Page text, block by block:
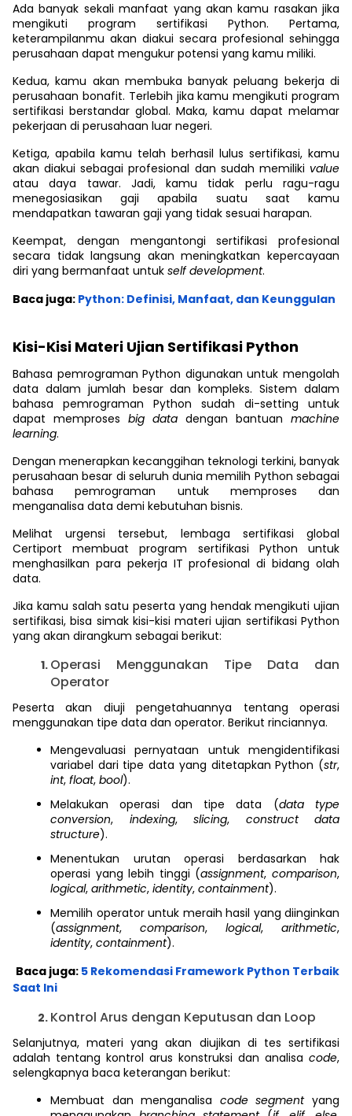
Ada banyak sekali manfaat yang akan kamu rasakan jika
mengikuti program sertifikasi Python. Pertama,
keterampilanmu akan diakui secara profesional sehingga
perusahaan dapat mengukur potensi yang kamu miliki.
Kedua, kamu akan membuka banyak peluang bekerja di
perusahaan bonafit. Terlebih jika kamu mengikuti program
sertifikasi berstandar global. Maka, kamu dapat melamar
pekerjaan di perusahaan luar negeri.
Ketiga, apabila kamu telah berhasil lulus sertifikasi, kamu
akan diakui sebagai profesional dan sudah memiliki value
atau daya tawar. Jadi, kamu tidak perlu ragu-ragu
menegosiasikan gaji apabila suatu saat kamu
mendapatkan tawaran gaji yang tidak sesuai harapan.
Keempat, dengan mengantongi sertifikasi profesional
secara tidak langsung akan meningkatkan kepercayaan
diri yang bermanfaat untuk self development.
Baca juga: Python: Definisi, Manfaat, dan Keunggulan
Kisi-Kisi Materi Ujian Sertifikasi Python
Bahasa pemrograman Python digunakan untuk mengolah
data dalam jumlah besar dan kompleks. Sistem dalam
bahasa pemrograman Python sudah di-setting untuk
dapat memproses big data dengan bantuan machine
learning.
Dengan menerapkan kecanggihan teknologi terkini, banyak
perusahaan besar di seluruh dunia memilih Python sebagai
bahasa pemrograman untuk memproses dan
menganalisa data demi kebutuhan bisnis.
Melihat urgensi tersebut, lembaga sertifikasi global
Certiport membuat program sertifikasi Python untuk
menghasilkan para pekerja IT profesional di bidang olah
data.
Jika kamu salah satu peserta yang hendak mengikuti ujian
sertifikasi, bisa simak kisi-kisi materi ujian sertifikasi Python
yang akan dirangkum sebagai berikut:
Operasi Menggunakan Tipe Data dan
Operator
Peserta akan diuji pengetahuannya tentang operasi
menggunakan tipe data dan operator. Berikut rinciannya.
Mengevaluasi pernyataan untuk mengidentifikasi
variabel dari tipe data yang ditetapkan Python (str,
int, float, bool).
Melakukan operasi dan tipe data (data type
conversion, indexing, slicing, construct data
structure).
Menentukan urutan operasi berdasarkan hak
operasi yang lebih tinggi (assignment,comparison,
logical, arithmetic, identity, containment).
Memilih operator untuk meraih hasil yang diinginkan
(assignment, comparison, logical, arithmetic,
identity, containment).
Baca juga: 5 Rekomendasi Framework Python Terbaik
Saat Ini
Kontrol Arus dengan Keputusan dan Loop
Selanjutnya, materi yang akan diujikan di tes sertifikasi
adalah tentang kontrol arus konstruksi dan analisa code,
selengkapnya baca keterangan berikut:
Membuat dan menganalisa code segmentyang